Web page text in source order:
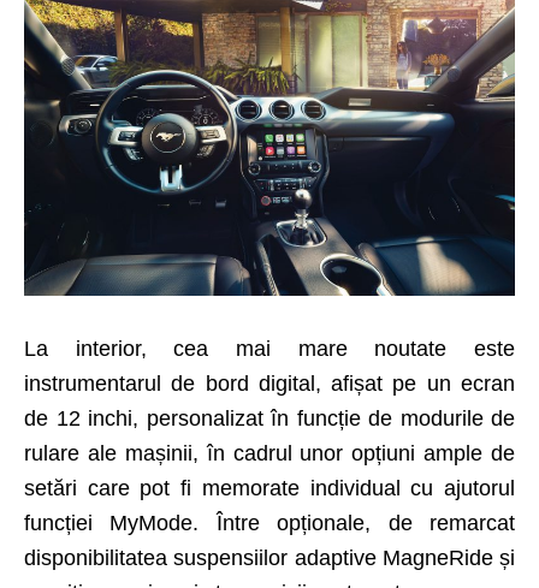
La interior, cea mai mare noutate este
instrumentarul de bord digital, afișat pe un ecran
de 12 inchi, personalizat în funcție de modurile de
rulare ale mașinii, în cadrul unor opțiuni ample de
setări care pot fi memorate individual cu ajutorul
funcției MyMode. Între opționale, de remarcat
disponibilitatea suspensiilor adaptive Magne­Ride și